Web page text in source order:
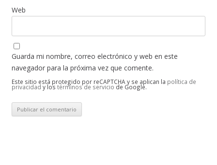
Web
Guarda mi nombre, correo electrónico y web en este
navegador para la próxima vez que comente.
Este sitio está protegido por reCAPTCHA y se aplican la política de
privacidad y los términos de servicio de Google.